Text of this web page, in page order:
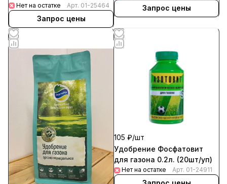
Нет на остатке Арт. 01-25464
Запрос цены
Запрос цены
105 ₽/шт
Удобрение Фосфатовит
для газона 0.2л. (20шт/уп)
Нет на остатке Арт. 01-24911